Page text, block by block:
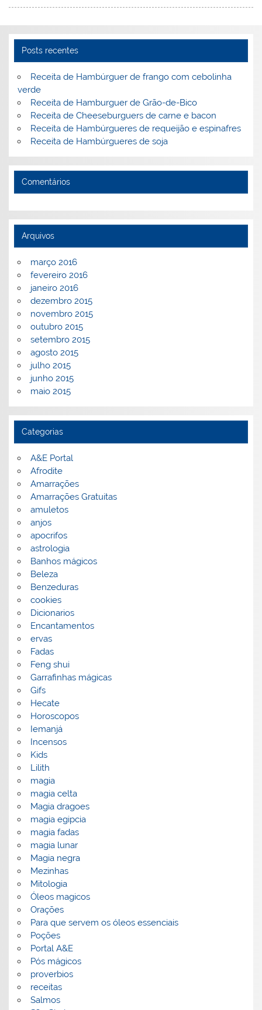
st dI b
o
k
o
l
Posts recentes
Receita de Hambúrguer de frango com cebolinha
verde
Receita de Hamburguer de Grão-de-Bico
Receita de Cheeseburguers de carne e bacon
Receita de Hambúrgueres de requeijão e espinafres
Receita de Hambúrgueres de soja
Comentários
Arquivos
março 2016
fevereiro 2016
janeiro 2016
dezembro 2015
novembro 2015
outubro 2015
setembro 2015
agosto 2015
julho 2015
junho 2015
maio 2015
Categorias
A&E Portal
Afrodite
Amarrações
Amarrações Gratuitas
amuletos
anjos
apocrifos
astrologia
Banhos mágicos
Beleza
Benzeduras
cookies
Dicionarios
Encantamentos
ervas
Fadas
Feng shui
Garrafinhas mágicas
Gifs
Hecate
Horoscopos
Iemanjá
Incensos
Kids
Lilith
magia
magia celta
Magia dragoes
magia egipcia
magia fadas
magia lunar
Magia negra
Mezinhas
Mitologia
Óleos magicos
Orações
Para que servem os óleos essenciais
Poções
Portal A&E
Pós mágicos
proverbios
receitas
Salmos